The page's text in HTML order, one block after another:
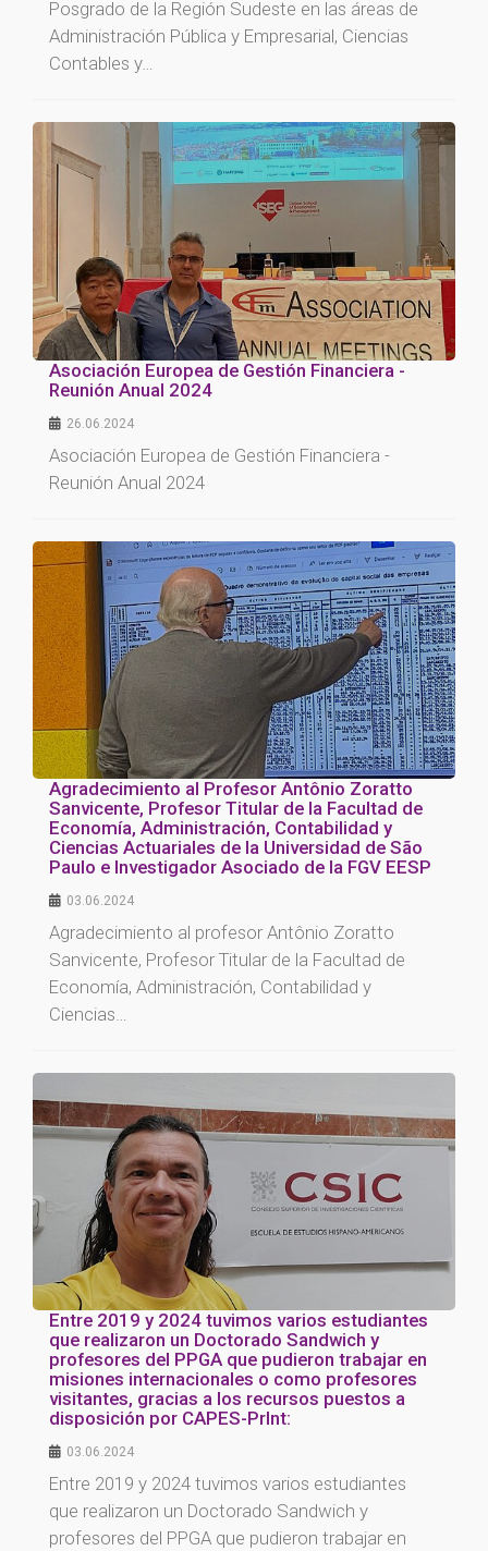
Posgrado de la Región Sudeste en las áreas de
Administración Pública y Empresarial, Ciencias
Contables y…
Asociación Europea de Gestión Financiera -
Reunión Anual 2024
26.06.2024
Asociación Europea de Gestión Financiera -
Reunión Anual 2024
Agradecimiento al Profesor Antônio Zoratto
Sanvicente, Profesor Titular de la Facultad de
Economía, Administración, Contabilidad y
Ciencias Actuariales de la Universidad de São
Paulo e Investigador Asociado de la FGV EESP
03.06.2024
Agradecimiento al profesor Antônio Zoratto
Sanvicente, Profesor Titular de la Facultad de
Economía, Administración, Contabilidad y
Ciencias…
Entre 2019 y 2024 tuvimos varios estudiantes
que realizaron un Doctorado Sandwich y
profesores del PPGA que pudieron trabajar en
misiones internacionales o como profesores
visitantes, gracias a los recursos puestos a
disposición por CAPES-PrInt:
03.06.2024
Entre 2019 y 2024 tuvimos varios estudiantes
que realizaron un Doctorado Sandwich y
profesores del PPGA que pudieron trabajar en